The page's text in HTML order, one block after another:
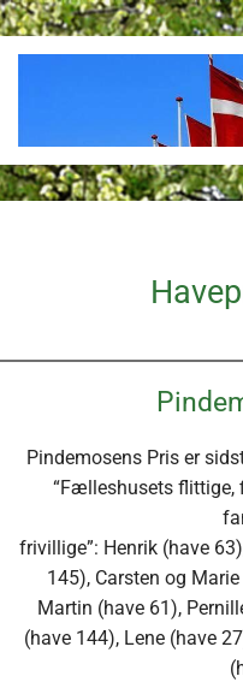
Pindemosens Pris er
“Fælleshusets
frivillige”: Henrik (have
145), Carsten og
Martin (have 61),
(have 144), Lene (have